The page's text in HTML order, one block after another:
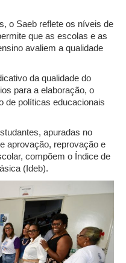
o Saeb reflete os níveis de
que as escolas e as
avaliem a qualidade
da qualidade do
para a elaboração, o
de políticas educacionais
apuradas no
aprovação, reprovação e
compõem o Índice de
(Ideb).